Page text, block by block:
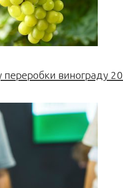
переробки винограду